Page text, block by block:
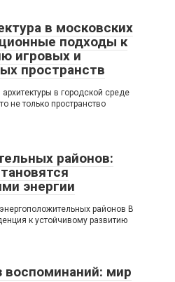
в московских
подходы к
игровых и
пространств
в городской среде
не только пространство
районов:
энергии
районов В
к устойчивому развитию
воспоминаний: мир